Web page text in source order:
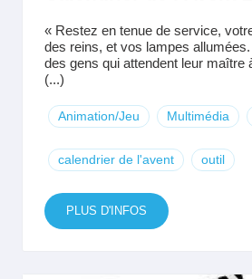
« Restez en tenue de service,
des reins, et vos lampes
des gens qui attendent leur maître
(...)
Animation/Jeu Multimédia
calendrier de l'avent outil
PLUS D'INFOS